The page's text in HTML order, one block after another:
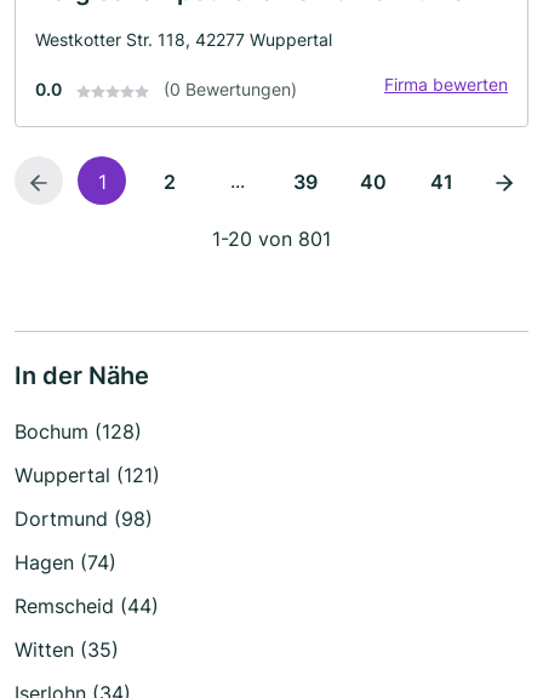
Westkotter Str. 118, 42277 Wuppertal
0.0 (0 Bewertungen) Firma bewerten
1 2 ... 39 40 41
1-20 von 801
In der Nähe
Bochum (128)
Wuppertal (121)
Dortmund (98)
Hagen (74)
Remscheid (44)
Witten (35)